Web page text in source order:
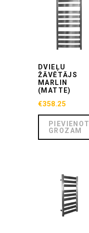
DVIEĻU
ŽĀVĒTĀJS
MARLIN
(MATTE)
€358.25
PIEVIENOT
GROZAM